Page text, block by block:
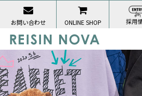
お問い合わせ ONLINE SHOP 採用